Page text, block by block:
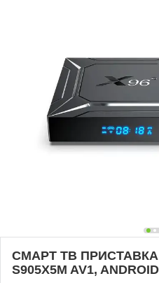
СМАРТ ТВ ПРИСТАВКА
S905X5M AV1,